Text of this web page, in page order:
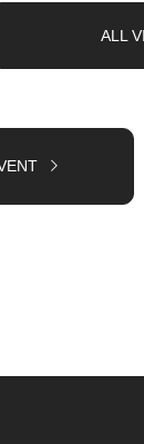
ALL